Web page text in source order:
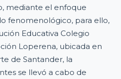
mediante el enfoque
fenomenológico, para ello,
Educativa Colegio
Loperena, ubicada en
de Santander, la
se llevó a cabo de